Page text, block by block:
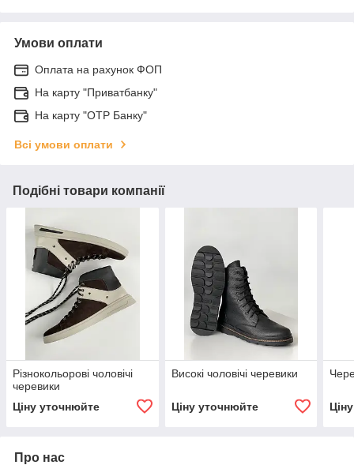
Умови оплати
Оплата на рахунок ФОП
На карту "Приватбанку"
На карту "OTP Банку"
Всі умови оплати
Подібні товари компанії
Різнокольорові чоловічі
черевики
Ціну уточнюйте
Високі чоловічі черевики
Ціну уточнюйте
Про нас